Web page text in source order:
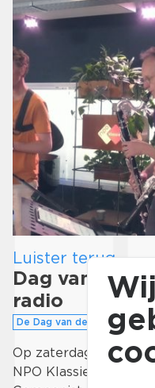
Luister terug
Dag van de
radio
De Dag van de Componist
Op zaterdag 17 juni
NPO Klassiek in het
Wij